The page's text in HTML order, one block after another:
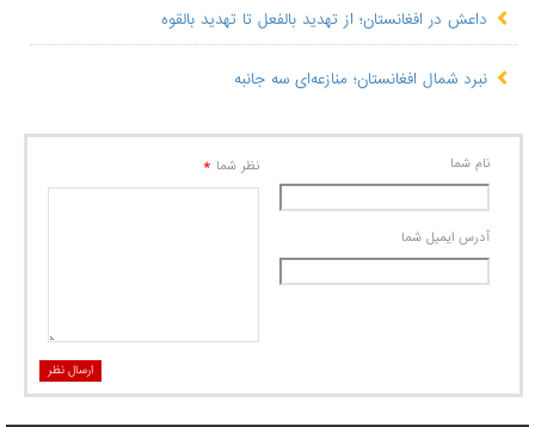
داعش در افغانستان؛ از تهدید بالفعل تا تهدید بالقوه
نبرد شمال افغانستان؛ منازعه‌ای سه جانبه
نام شما
آدرس ايميل شما
نظر شما *
ارسال نظر